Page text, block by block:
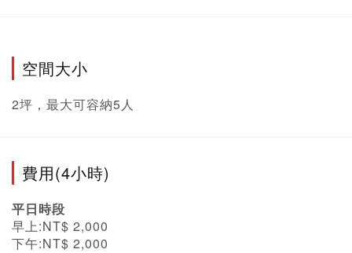
空間大小
2坪，最大可容納5人
費用(4小時)
平日時段
早上:NT$ 2,000
下午:NT$ 2,000